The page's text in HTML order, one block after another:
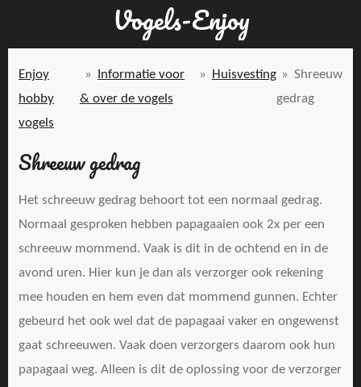
naar
de
hoofdinhoud
Vogels-Enjoy
Enjoy
hobby
vogels
»
Informatie voor
& over de vogels
» Huisvesting » Shreeuw
gedrag
Shreeuw gedrag
Het schreeuw gedrag behoort tot een normaal gedrag.
Normaal gesproken hebben papagaaien ook 2x per een
schreeuw mommend. Vaak is dit in de ochtend en in de
avond uren. Hier kun je dan als verzorger ook rekening
mee houden en hem even dat mommend gunnen. Echter
gebeurd het ook wel dat de papagaai vaker en ongewenst
gaat schreeuwen. Vaak doen verzorgers daarom ook hun
papagaai weg. Alleen is dit de oplossing voor de verzorger